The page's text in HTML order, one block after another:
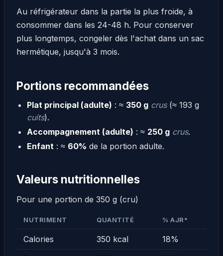
Au réfrigérateur dans la partie la plus froide, à
consommer dans les 24-48 h. Pour conserver
plus longtemps, congeler dès l'achat dans un sac
hermétique, jusqu'à 3 mois.
Portions recommandées
Plat principal (adulte) : ≈ 350 g crus(≈ 193 g
cuits).
Accompagnement (adulte) : ≈ 250 g crus.
Enfant: ≈ 60% de la portion adulte.
Valeurs nutritionnelles
Pour une portion de 350 g (cru)
NUTRIMENT QUANTITÉ % AJR*
Calories 350 kcal 18%